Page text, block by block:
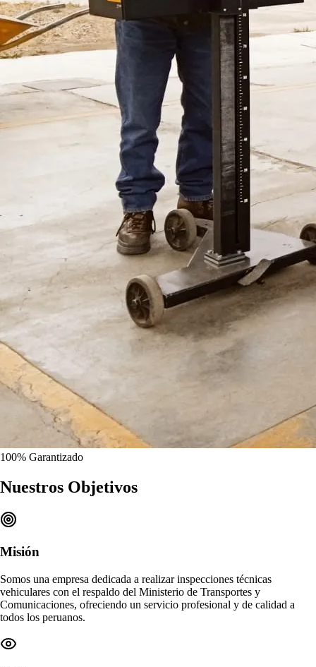
100% Garantizado
Nuestros Objetivos
Misión
Somos una empresa dedicada a realizarinspecciones técnicas
vehiculares con el respaldo del Ministerio de Transportes y
Comunicaciones, ofreciendo un servicio profesional y de calidad a
todos los peruanos.